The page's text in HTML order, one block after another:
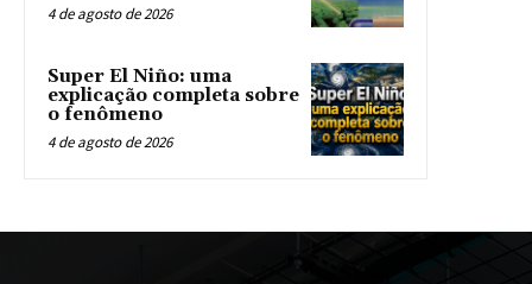
4 de agosto de 2026
Super El Niño: uma
explicação completa sobre
o fenômeno
4 de agosto de 2026